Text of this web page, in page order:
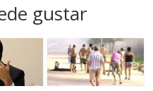
gustar